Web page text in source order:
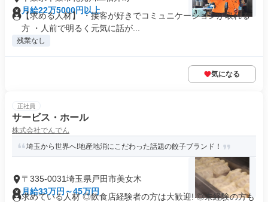
月給22万5000円以上
【求める人材】 ・接客が好きでコミュニケーションが取れる
方 ・人前で明るく元気に話が...
残業なし
気になる
正社員
サービス・ホール
株式会社でんでん
埼玉から世界へ!地産地消にこだわった話題の餃子ブランド！
〒335-0031埼玉県戸田市美女木
月給33万円～45万円
求めている人材 ◎飲食店経験者の方は大歓迎! ◎未経験の方も